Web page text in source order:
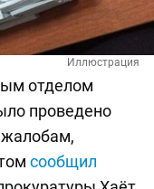
Иллюстрация
отделом
проведено
жалобам,
сообщил